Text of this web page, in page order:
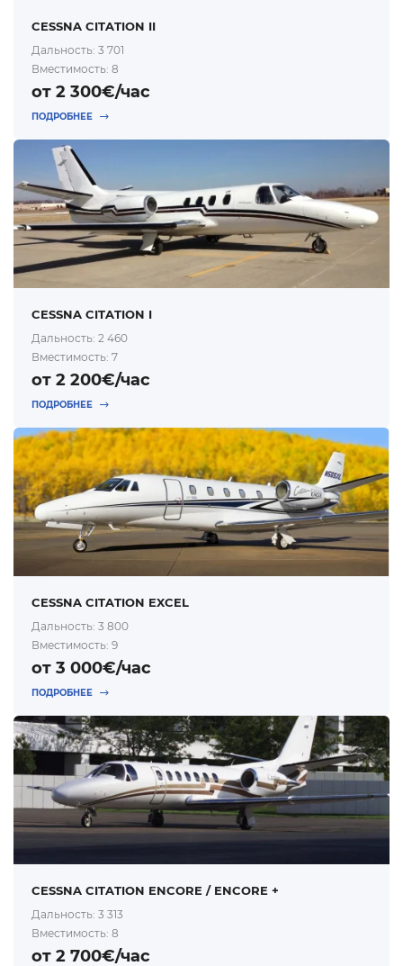
CESSNA CITATION II
Дальность: 3 701
Вместимость: 8
от 2 300€/час
ПОДРОБНЕЕ
CESSNA CITATION I
Дальность: 2 460
Вместимость: 7
от 2 200€/час
ПОДРОБНЕЕ
CESSNA CITATION EXCEL
Дальность: 3 800
Вместимость: 9
от 3 000€/час
ПОДРОБНЕЕ
CESSNA CITATION ENCORE / ENCORE +
Дальность: 3 313
Вместимость: 8
от 2 700€/час